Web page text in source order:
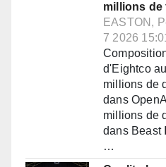
millions de
EASTON,
7 2026 15:01
d'Eightco
millions de
dans
millions de
dans Beast
…